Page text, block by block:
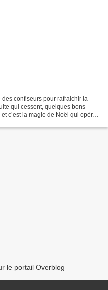
des confiseurs pour rafraichir la
qui cessent, quelques bons
c’est la magie de Noël qui opère.
le portail Overblog